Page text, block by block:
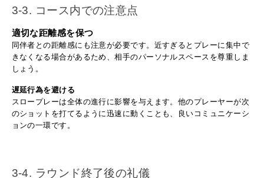
3-3. コース内での注意点
適切な距離感を保つ
同伴者との距離感にも注意が必要です。近すぎるとプレーに集中で
きなくなる場合があるため、相手のパーソナルスペースを尊重しま
しょう。
遅延行為を避ける
スロープレーは全体の進行に影響を与えます。他のプレーヤーが次
のショットを打てるように迅速に動くことも、良いコミュニケーシ
ョンの一環です。
3-4. ラウンド終了後の礼儀